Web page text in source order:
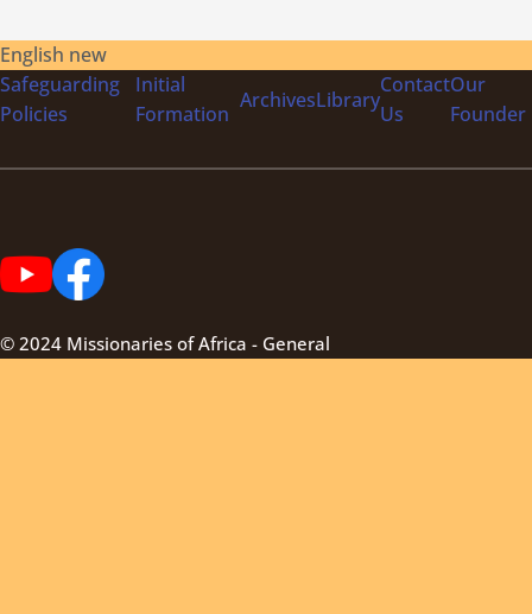
English new
Safeguarding
Policies
Initial
Formation
ArchivesLibrary
Contact
Us
Our
Founder
© 2024 Missionaries of Africa - General